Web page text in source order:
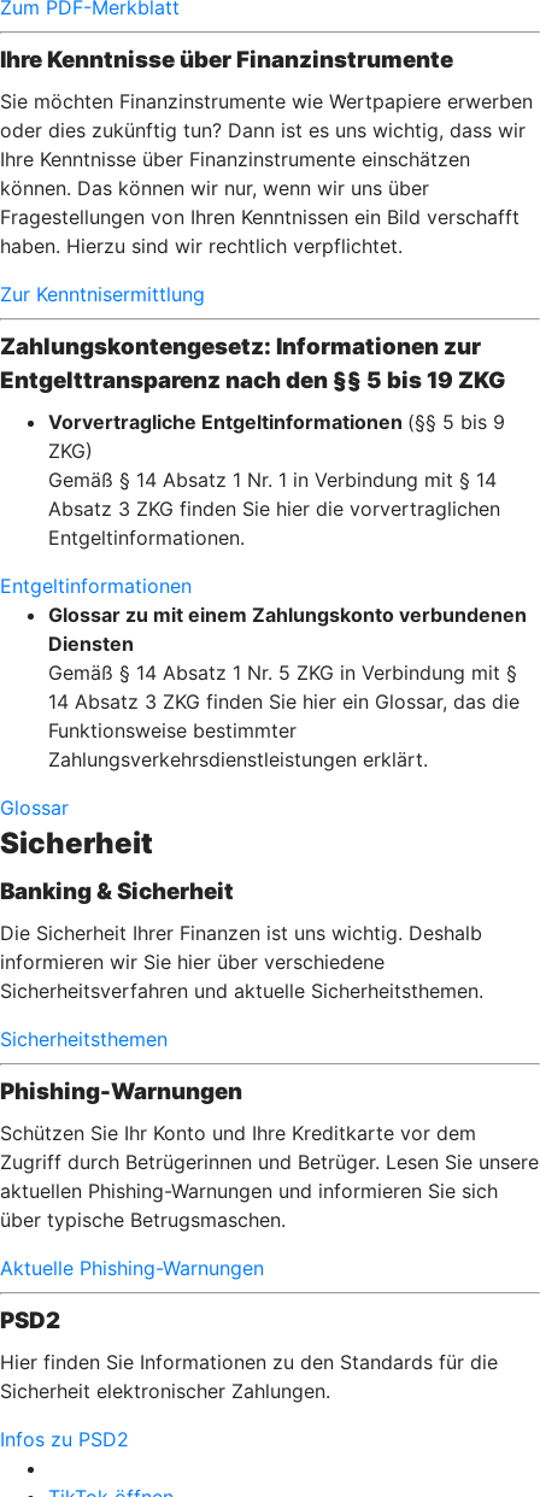
Zum PDF-Merkblatt
Ihre Kenntnisse über Finanzinstrumente
Sie möchten Finanzinstrumente wie Wertpapiere erwerben
oder dies zukünftig tun? Dann ist es uns wichtig, dass wir
Ihre Kenntnisse über Finanzinstrumente einschätzen
können. Das können wir nur, wenn wir uns über
Fragestellungen von Ihren Kenntnissen ein Bild verschafft
haben. Hierzu sind wir rechtlich verpflichtet.
Zur Kenntnisermittlung
Zahlungskontengesetz: Informationen zur
Entgelttransparenz nach den §§ 5 bis 19 ZKG
Vorvertragliche Entgeltinformationen (§§ 5 bis 9
ZKG)
Gemäß § 14 Absatz 1 Nr. 1 in Verbindung mit § 14
Absatz 3 ZKG finden Sie hier die vorvertraglichen
Entgeltinformationen.
Entgeltinformationen
Glossar zu mit einem Zahlungskonto verbundenen
Diensten
Gemäß § 14 Absatz 1 Nr. 5 ZKG in Verbindung mit §
14 Absatz 3 ZKG finden Sie hier ein Glossar, das die
Funktionsweise bestimmter
Zahlungsverkehrsdienstleistungen erklärt.
Glossar
Sicherheit
Banking & Sicherheit
Die Sicherheit Ihrer Finanzen ist uns wichtig. Deshalb
informieren wir Sie hier über verschiedene
Sicherheitsverfahren und aktuelle Sicherheitsthemen.
Sicherheitsthemen
Phishing-Warnungen
Schützen Sie Ihr Konto und Ihre Kreditkarte vor dem
Zugriff durch Betrügerinnen und Betrüger. Lesen Sie unsere
aktuellen Phishing-Warnungen und informieren Sie sich
über typische Betrugsmaschen.
Aktuelle Phishing-Warnungen
PSD2
Hier finden Sie Informationen zu den Standards für die
Sicherheit elektronischer Zahlungen.
Infos zu PSD2